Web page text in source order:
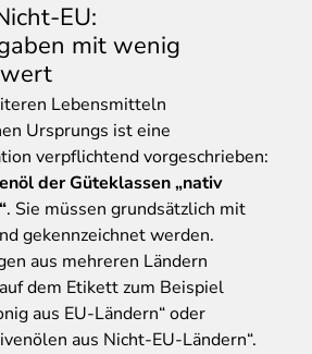
EU:
mit wenig
Lebensmitteln
Ursprungs ist eine
verpflichtend vorgeschrieben:
der Güteklassen „nativ
. Sie müssen grundsätzlich mit
gekennzeichnet werden.
aus mehreren Ländern
dem Etikett zum Beispiel
aus EU-Ländern“ oder
aus Nicht-EU-Ländern“.